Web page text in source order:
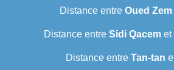
Distance entre Oued Zem
Distance entre Sidi Qacemet
Distance entre Tan-tan